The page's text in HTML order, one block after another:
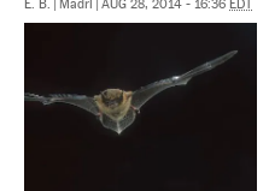
E. B. Madri AUG 28, 2014 - 16:36 EDT